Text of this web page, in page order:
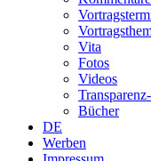
Vita
Fotos
Videos
Bücher
DE
Werben